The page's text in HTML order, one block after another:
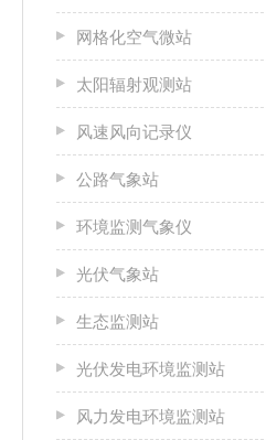
网格化空气微站
太阳辐射观测站
风速风向记录仪
公路气象站
环境监测气象仪
光伏气象站
生态监测站
光伏发电环境监测站
风力发电环境监测站